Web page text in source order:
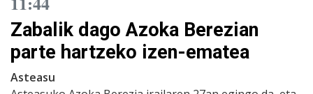
Zabalik dago Azoka Berezian
parte hartzeko izen-ematea
Asteasu